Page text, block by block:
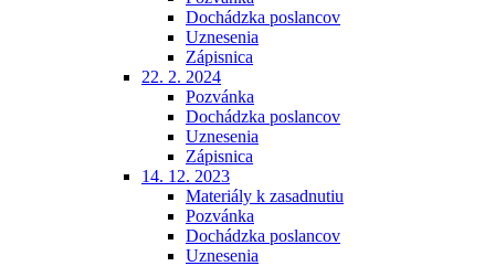
Dochádzka poslancov
Uznesenia
Zápisnica
22. 2. 2024
Pozvánka
Dochádzka poslancov
Uznesenia
Zápisnica
14. 12. 2023
Materiály k zasadnutiu
Pozvánka
Dochádzka poslancov
Uznesenia